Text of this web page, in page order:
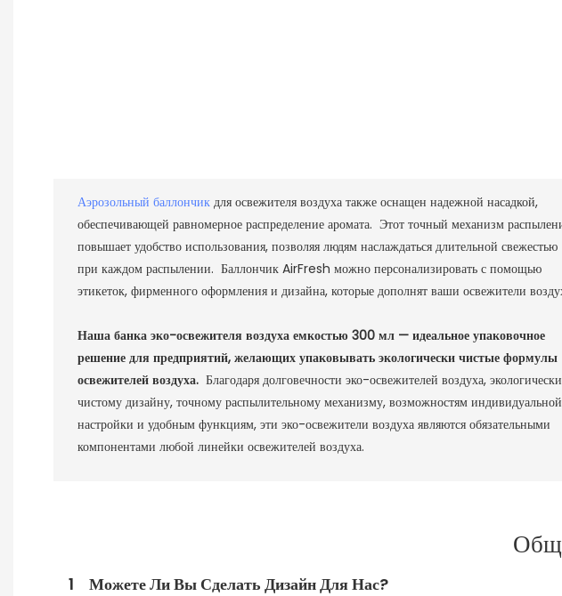
Аэрозольный баллончикдля освежителя воздуха также оснащен надежной насадкой,
обеспечивающей равномерное распределение аромата. Этот точный механизм
повышает удобство использования, позволяя людям наслаждаться длительной свежестью
при каждом распылении. Баллончик AirFresh можно персонализировать с помощью
этикеток, фирменного оформления и дизайна, которые дополнят ваши освежители
Наша банка эко-освежителя воздуха емкостью 300 мл — идеальное упаковочное
решение для предприятий, желающих упаковывать экологически чистые формулы
освежителей воздуха. Благодаря долговечности эко-освежителей воздуха, экологически
чистому дизайну, точному распылительному механизму, возможностям индивидуальной
настройки и удобным функциям, эти эко-освежители воздуха являются обязательными
компонентами любой линейки освежителей воздуха.
1 Можете Ли Вы Сделать Дизайн Для Нас?